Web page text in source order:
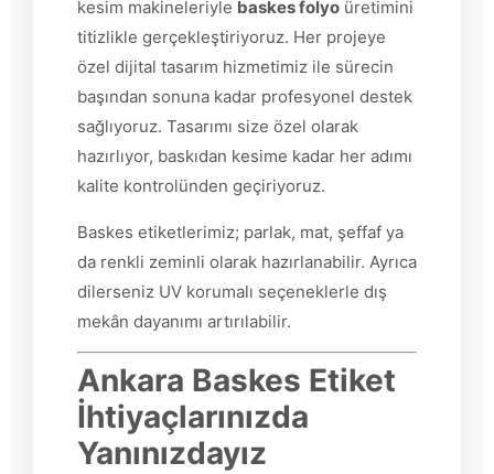
kesim makineleriyle baskes folyo üretimini
titizlikle gerçekleştiriyoruz. Her projeye
özel dijital tasarım hizmetimiz ile sürecin
başından sonuna kadar profesyonel destek
sağlıyoruz. Tasarımı size özel olarak
hazırlıyor, baskıdan kesime kadar her adımı
kalite kontrolünden geçiriyoruz.
Baskes etiketlerimiz; parlak, mat, şeffaf ya
da renkli zeminli olarak hazırlanabilir. Ayrıca
dilerseniz UV korumalı seçeneklerle dış
mekân dayanımı artırılabilir.
Ankara Baskes Etiket
İhtiyaçlarınızda
Yanınızdayız